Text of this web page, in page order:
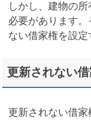
しかし、建物の
必要があります
ない借家権を設定
更新されない
更新されない借